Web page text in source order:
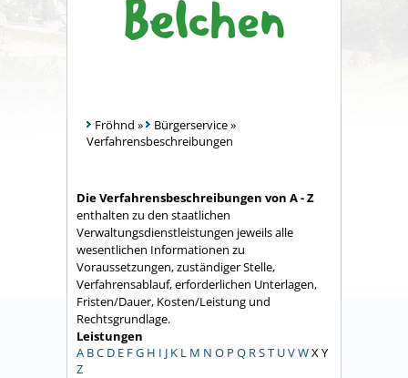
Fröhnd » Bürgerservice»
Verfahrensbeschreibungen
Die Verfahrensbeschreibungen von A - Z
enthalten zu den staatlichen
Verwaltungsdienstleistungen jeweils alle
wesentlichen Informationen zu
Voraussetzungen, zuständiger Stelle,
Verfahrensablauf, erforderlichen Unterlagen,
Fristen/Dauer, Kosten/Leistung und
Rechtsgrundlage.
Leistungen
A BC D E FG H I J K L M N O P Q RST UVWX Y
Z